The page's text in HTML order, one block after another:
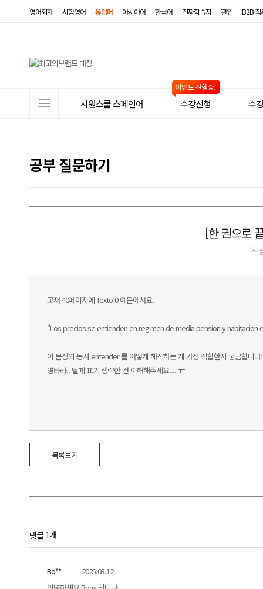
영어회화 시험영어 유럽어 아시아어 한국어 진짜학습지 편입 B2B·
뉴
시원스쿨 스페인어 수강신청 수
공부 질문하기
[한 권으로
작
교재 40페이지에 Texto 0 예문에서요.
"Los precios se entienden en regimen de media pension y habitacion
이 문장의 동사 entender 를 어떻게 해석하는 게 가장 적합한지 궁금합니다!
영타라.. 띨떼 표기 생략한 건 이해해주세요.... ㅠ
목록보기
댓글 1개
Bo**
2025.03.12